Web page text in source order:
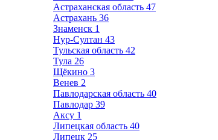
Астраханская область 47
Астрахань 36
Знаменск 1
Нур-Султан 43
Тульская область 42
Тула 26
Щёкино 3
Венев 2
Павлодарская область 40
Павлодар 39
Аксу 1
Липецкая область 40
Липецк 25